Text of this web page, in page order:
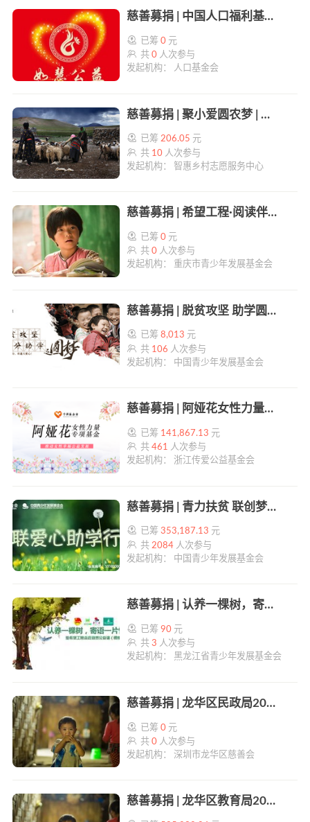
慈善募捐 | 中国人口福利基金会如慧公益慈善基金 | 帮帮公益
已筹0 元
共0 人次参与
发起机构： 人口基金会
慈善募捐 | 聚小爱圆农梦 | 帮帮公益
已筹206.05 元
共 10 人次参与
发起机构： 智惠乡村志愿服务中心
慈善募捐 | 希望工程·阅读伴成长 | 帮帮公益
已筹0 元
共0 人次参与
发起机构： 重庆市青少年发展基金会
慈善募捐 | 脱贫攻坚 助学圆梦 | 帮帮公益
已筹8,013 元
共 106 人次参与
发起机构： 中国青少年发展基金会
慈善募捐 | 阿娅花女性力量专项基金 | 帮帮公益
已筹 141,867.13 元
共461 人次参与
发起机构： 浙江传爱公益基金会
慈善募捐 | 青力扶贫 联创梦想——青联爱心助学行动 | 帮帮公益
已筹353,187.13 元
共 2084 人次参与
发起机构： 中国青少年发展基金会
慈善募捐 | 认养一棵树，寄语一片情 | 帮帮公益
已筹90 元
共3 人次参与
发起机构： 黑龙江省青少年发展基金会
慈善募捐 | 龙华区民政局2020年“广东扶贫济困日”活动 | 帮帮公益
已筹0 元
共0 人次参与
发起机构： 深圳市龙华区慈善会
慈善募捐 | 龙华区教育局2020年“广东扶贫济困日”活动 | 帮帮公益